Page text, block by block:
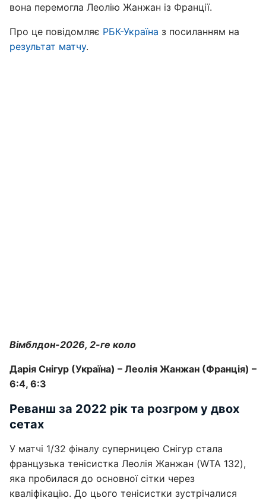
вона перемогла Леолію Жанжан із Франції.
Про це повідомляє РБК-Україна з посиланням на
результат матчу.
Вімблдон-2026, 2-ге коло
Дарія Снігур (Україна) – Леолія Жанжан (Франція) –
6:4, 6:3
Реванш за 2022 рік та розгром у двох
сетах
У матчі 1/32 фіналу суперницею Снігур стала
французька тенісистка Леолія Жанжан (WTA 132),
яка пробилася до основної сітки через
кваліфікацію. До цього тенісистки зустрічалися